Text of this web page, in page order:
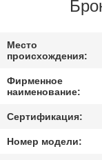
КАЧЕСТВА
МЫ
ЦИТАТУ
Место
происхождения:
Фирменное
наименование:
Сертификация:
Номер модели: